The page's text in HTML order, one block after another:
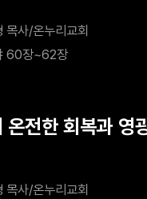
목사/온누리교회
60장~62장
온전한 회복과
목사/온누리교회